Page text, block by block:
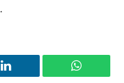
LinkedIn